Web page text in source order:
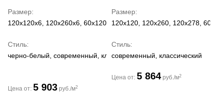
Размер
120x120x6, 120x260x6, 60x120x6
Стиль
черно-белый, современный, классический
Цена от: 5 903 руб./м2
Размер
120x120, 120x260, 120x278,
Стиль
современный, классический
Цена от: 5 864 руб./м2